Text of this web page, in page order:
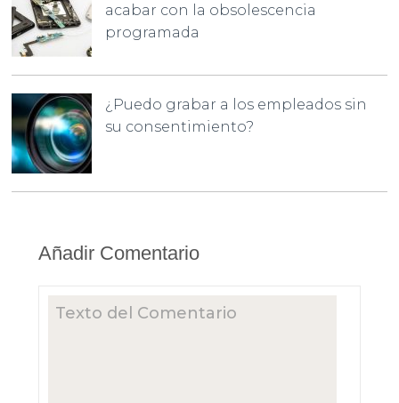
acabar con la obsolescencia
programada
¿Puedo grabar a los empleados sin
su consentimiento?
Añadir Comentario